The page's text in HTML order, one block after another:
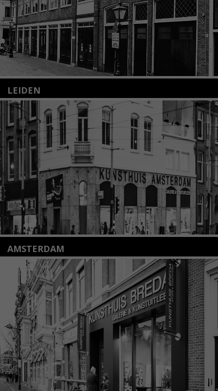
LEIDEN
Nieuwstraat 35
2312 KA Leiden
+31(0)71 – 52 84 480
info@kunsthuisleiden.nl
Lees meer
AMSTERDAM
Amstelveenseweg 135
1075 VX Amsterdam
+31 (0)20 2332546
info@kunsthuisamsterdam.nl
Lees meer